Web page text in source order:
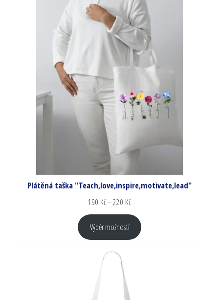
Plátěná taška "Teach,love,inspire,motivate,lead"
190 Kč–220 Kč
Výběr možností